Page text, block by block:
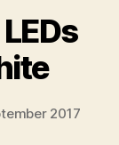
2017